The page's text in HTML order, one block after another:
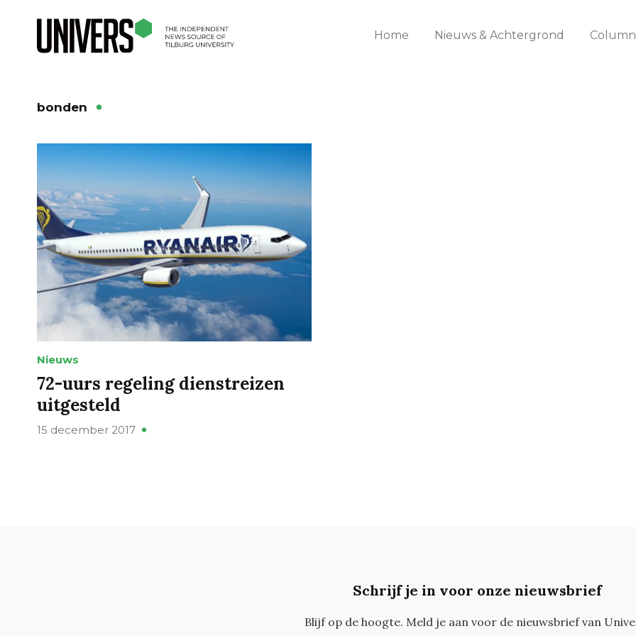
Home Nieuws & Achtergrond
bonden
Nieuws
72-uurs regeling dienstreizen
uitgesteld
15 december 2017
Schrijf je in voor onze nieuwsbrief
Blijf op de hoogte. Meld je aan voor de nieuwsbrief van